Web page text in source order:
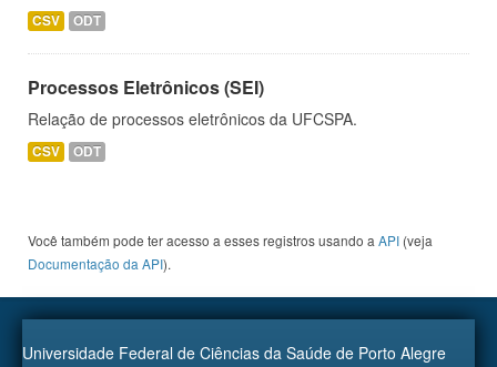
CSV ODT
Processos Eletrônicos (SEI)
Relação de processos eletrônicos da UFCSPA.
CSV ODT
Você também pode ter acesso a esses registros usando a API (veja
Documentação da API).
Universidade Federal de Ciências da Saúde de Porto Alegre